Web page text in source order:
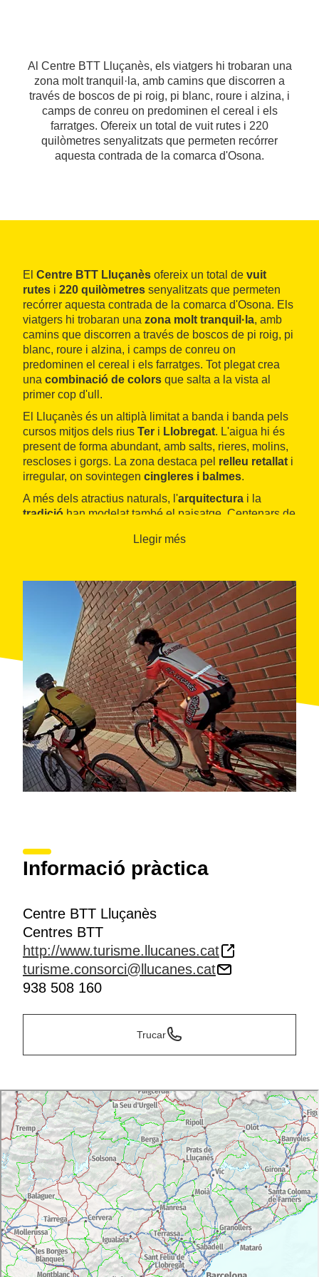
Al Centre BTT Lluçanès, els viatgers hi trobaran una
zona molt tranquil·la, amb camins que discorren a
través de boscos de pi roig, pi blanc, roure i alzina, i
camps de conreu on predominen el cereal i els
farratges. Ofereix un total de vuit rutes i 220
quilòmetres senyalitzats que permeten recórrer
aquesta contrada de la comarca d'Osona.
El Centre BTT Lluçanès ofereix un total de vuit
rutes i 220 quilòmetres senyalitzats que permeten
recórrer aquesta contrada de la comarca d'Osona. Els
viatgers hi trobaran una zona molt tranquil·la, amb
camins que discorren a través de boscos de pi roig, pi
blanc, roure i alzina, i camps de conreu on
predominen el cereal i els farratges. Tot plegat crea
una combinació de colors que salta a la vista al
primer cop d'ull.
El Lluçanès és un altiplà limitat a banda i banda pels
cursos mitjos dels rius Ter i Llobregat. L'aigua hi és
present de forma abundant, amb salts, rieres, molins,
rescloses i gorgs. La zona destaca pel relleu retallat i
irregular, on sovintegen cingleres i balmes.
A més dels atractius naturals, l'arquitectura i la
tradició han modelat també el paisatge. Centenars de
paratges, i les mostres d'arquitectura romànica
punt d'acollimentdel Centre BTT Lluçanès es
troba situat al pavelló municipal dePrats de
. Els aficionats hi disposen de tot allò que es
necessita per gaudir al màxim de la bicicleta i de les
rutes proposades, com araserveis de lloguer,
reparació i rentat de bicicletes, a més dedutxes
unaoficina d'informació turísticade la zona. Aquest
punt és també l'inici de set de les vuit rutes existents.
L’altre punt de sortida és a Olost.
Llegir més
Informació pràctica
Centre BTT Lluçanès
Centres BTT
http://www.turisme.llucanes.cat
turisme.consorci@llucanes.cat
938 508 160
Trucar